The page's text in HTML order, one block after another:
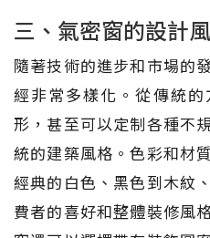
三、氣密窗的設計
隨著技術的進步和市場的
經非常多樣化。從傳統
形，甚至可以定制各種不
統的建築風格。色彩和材
經典的白色、黑色到木紋
費者的喜好和整體裝修風